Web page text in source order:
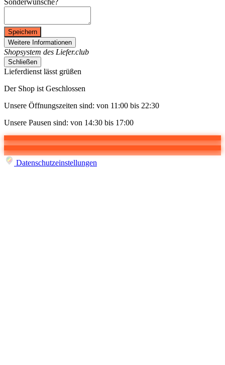
Sonderwünsche?
Speichern
Weitere Informationen
Shopsystem des Liefer.club
Schließen
Lieferdienst lässt grüßen
Der Shop ist Geschlossen
Unsere Öffnungszeiten sind: von 11:00 bis 22:30
Unsere Pausen sind: von 14:30 bis 17:00
Datenschutzeinstellungen